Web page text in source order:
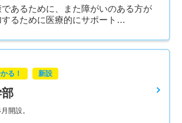
であるために、また障がいのある方が
するために医療的にサポート…
る！ 新設
開設。